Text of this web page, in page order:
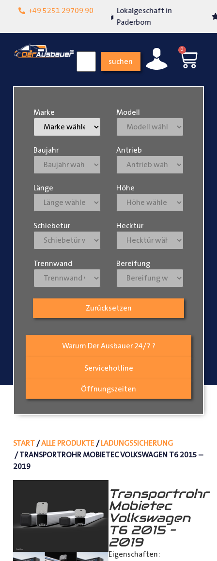
+49 5251 29709 90
Lokalgeschäft in
Über 15 Jahre Erfahrung
suchen
0
Warum Der Ausbauer 24/7 ?
Servicehotline
Öffnungszeiten
Marke Modell
Baujahr Antrieb
Länge Höhe
Schiebetür Hecktür
Trennwand Bereifung
Zurücksetzen
START/ALLE PRODUKTE/LADUNGSSICHERUNG
/ TRANSPORTROHR MOBIETEC VOLKSWAGEN T6 2015 –
2019
Transportrohr
Mobietec
Volkswagen
T6 2015 –
2019
Eigenschaften: